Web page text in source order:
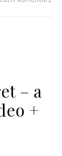
– a
+